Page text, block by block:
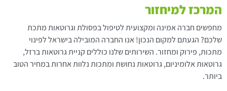
המרכז למיחזור
מחפשים חברה אמינה ומקצועית לטיפול בפסולת וגרוטאות מתכת
שלכם? הגעתם למקום הנכון! אנו החברה המובילה בישראל לפינוי
מתכות, פירוק ומחזור. השירותים שלנו כוללים קניית גרוטאות ברזל,
גרוטאות אלומיניום, גרוטאות נחושת ומתכות נלוות אחרות במחיר הטוב
ביותר.